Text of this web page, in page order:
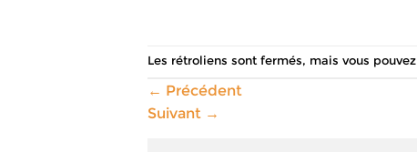
Les rétroliens sont fermés, mais vous pouvez
← Précédent
Suivant →